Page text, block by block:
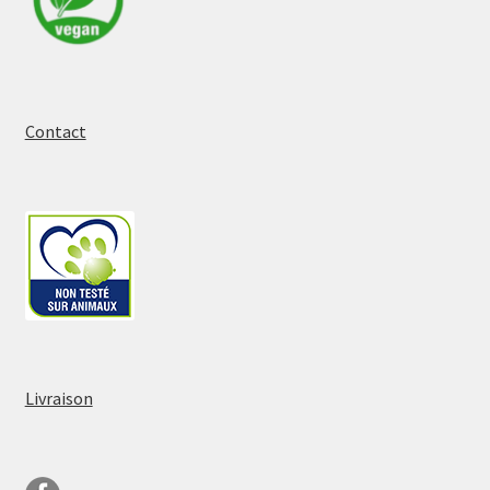
Contact
Livraison